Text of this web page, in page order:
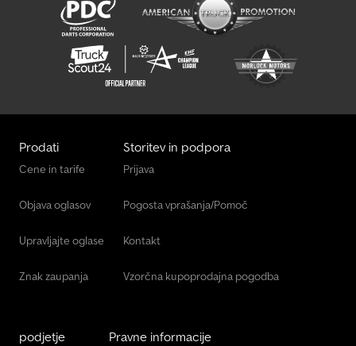
Prodati
Cene in tarife
Objava oglasov
Upravljajte oglase
Znak zaupanja
Storitev in podpora
Prijava
Pogosta vprašanja/Pomoč
Kontakt
Vzorčna kupoprodajna pogodba
podjetje Pravne informacije